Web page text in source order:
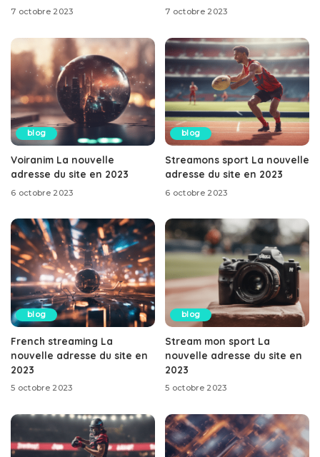
7 octobre 2023 7 octobre 2023
blog
Voiranim La nouvelle
adresse du site en 2023
6 octobre 2023
blog
Streamons sport La nouvelle
adresse du site en 2023
6 octobre 2023
blog
French streaming La
nouvelle adresse du site en
2023
5 octobre 2023
blog
Stream mon sport La
nouvelle adresse du site en
2023
5 octobre 2023